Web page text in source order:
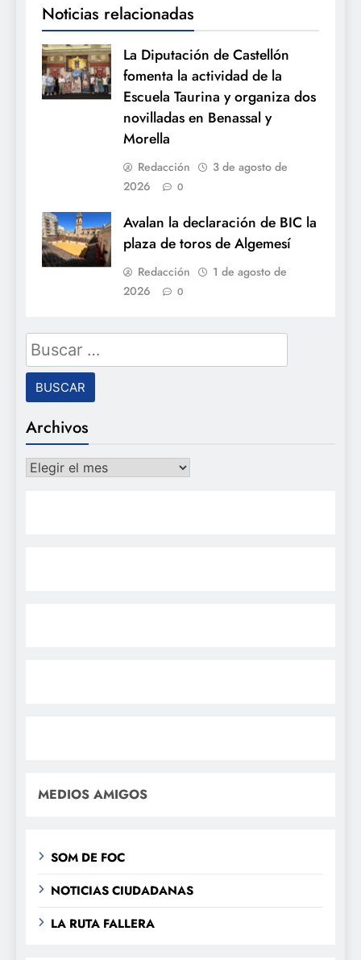
Noticias relacionadas
La Diputación de Castellón
fomenta la actividad de la
Escuela Taurina y organiza dos
novilladas en Benassal y
Morella
Redacción
3 de agosto de
2026
0
Avalan la declaración de BIC la
plaza de toros de Algemesí
Redacción
1 de agosto de
2026
0
Buscar:
Archivos
Archivos
MEDIOS AMIGOS
SOM DE FOC
NOTICIAS CIUDADANAS
LA RUTA FALLERA